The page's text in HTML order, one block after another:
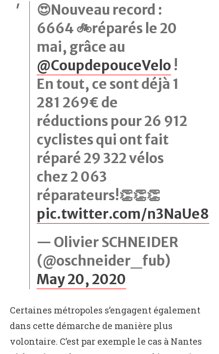
😍Nouveau record :
6664 🚲réparés le 20
mai, grâce au
@CoupdepouceVelo !
En tout, ce sont déjà 1
281 269€ de
réductions pour 26 912
cyclistes qui ont fait
réparé 29 322 vélos
chez 2 063
réparateurs!👏👏👏
pic.twitter.com/
— Olivier SCHNEIDER
(@oschneider_fub)
May 20, 2020
Certaines métropoles s’engagent également
dans cette démarche de manière plus
volontaire. C’est par exemple le cas à Nantes